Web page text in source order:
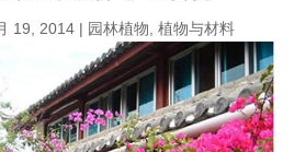
19, 2014 | 园林植物 植物与材料